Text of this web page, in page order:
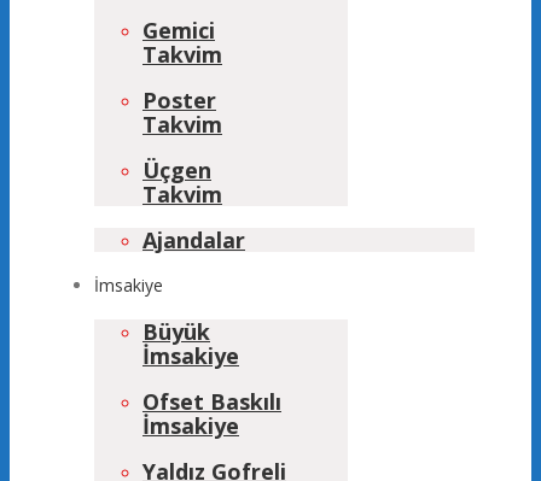
Gemici
Takvim
Poster
Takvim
Üçgen
Takvim
Ajandalar
İmsakiye
Büyük
İmsakiye
Ofset Baskılı
İmsakiye
Yaldız Gofreli